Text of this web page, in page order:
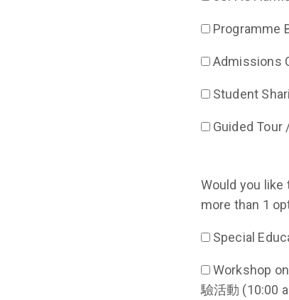
Programme
Admissions
Student
Guided
Would you like
more than 1
Special
Workshop
驗活動 (10:00